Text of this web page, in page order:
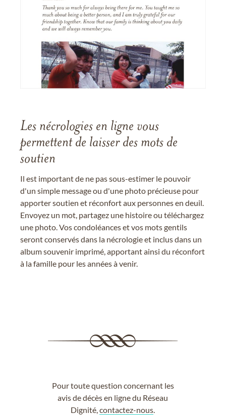
Les nécrologies en ligne vous
permettent de laisser des mots de
soutien
Il est important de ne pas sous-estimer le pouvoir
d'un simple message ou d'une photo précieuse pour
apporter soutien et réconfort aux personnes en deuil.
Envoyez un mot, partagez une histoire ou téléchargez
une photo. Vos condoléances et vos mots gentils
seront conservés dans la nécrologie et inclus dans un
album souvenir imprimé, apportant ainsi du réconfort
à la famille pour les années à venir.
Pour toute question concernant les
avis de décès en ligne du Réseau
Dignité,contactez-nous